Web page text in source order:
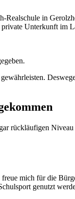
in
Unterkunft im
rückläufigen
mich für die
genutzt